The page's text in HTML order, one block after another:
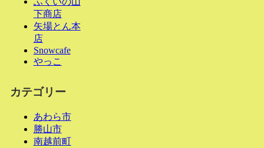
下商店
矢場とん本
店
Snowcafe
やっこ
カテゴリー
あわら市
勝山市
南越前町